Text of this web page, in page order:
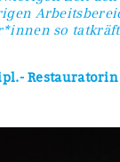
so
Restauratorin